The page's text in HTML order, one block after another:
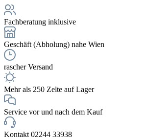
Fachberatung inklusive
Geschäft (Abholung) nahe Wien
rascher Versand
Mehr als 250 Zelte auf Lager
Service vor und nach dem Kauf
Kontakt 02244 33938